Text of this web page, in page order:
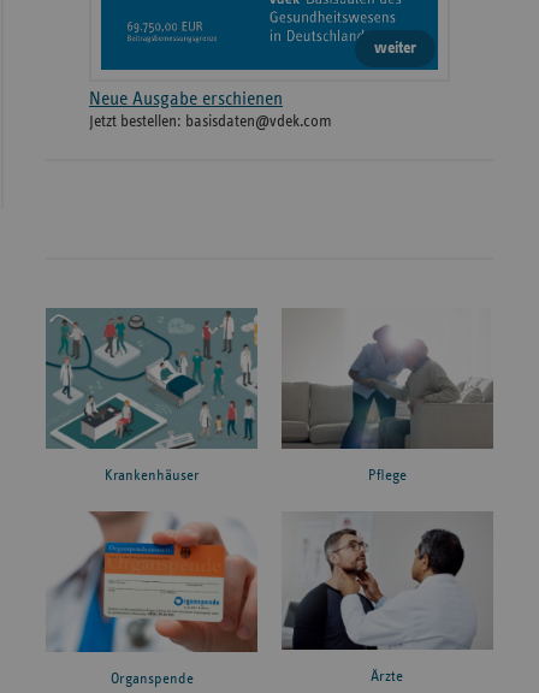
weiter
Neue Ausgabe erschienen
Jetzt bestellen: basisdaten@vdek.com
Krankenhäuser Pflege
Organspende Ärzte